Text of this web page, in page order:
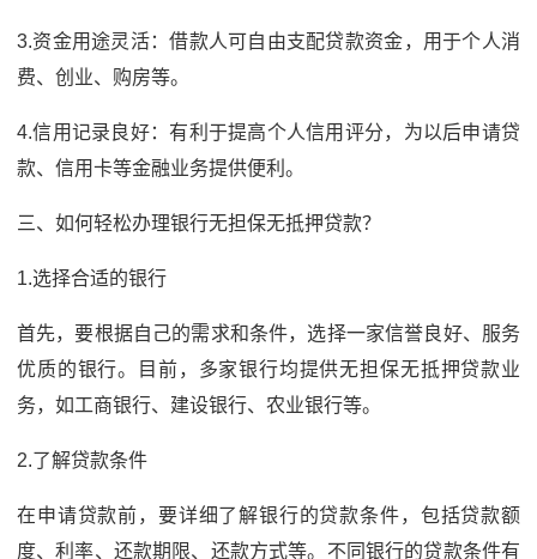
3.资金用途灵活：借款人可自由支配贷款资金，用于个人消
费、创业、购房等。
4.信用记录良好：有利于提高个人信用评分，为以后申请贷
款、信用卡等金融业务提供便利。
三、如何轻松办理银行无担保无抵押贷款？
1.选择合适的银行
首先，要根据自己的需求和条件，选择一家信誉良好、服务
优质的银行。目前，多家银行均提供无担保无抵押贷款业
务，如工商银行、建设银行、农业银行等。
2.了解贷款条件
在申请贷款前，要详细了解银行的贷款条件，包括贷款额
度、利率、还款期限、还款方式等。不同银行的贷款条件有